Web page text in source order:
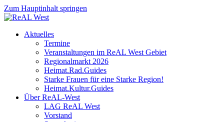
Zum Hauptinhalt springen
Aktuelles
Termine
Veranstaltungen im ReAL West Gebiet
Regionalmarkt 2026
Heimat.Rad.Guides
Starke Frauen für eine Starke Region!
Heimat.Kultur.Guides
Über ReAL-West
LAG ReAL West
Vorstand